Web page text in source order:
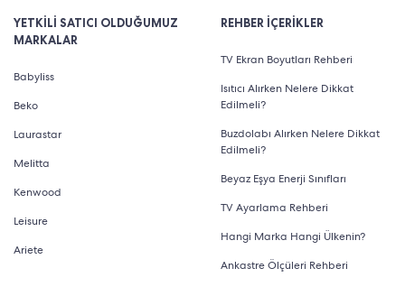
YETKİLİ SATICI OLDUĞUMUZ
MARKALAR
Babyliss
Beko
Laurastar
Melitta
Kenwood
Leisure
Ariete
REHBER İÇERİKLER
TV Ekran Boyutları Rehberi
Isıtıcı Alırken Nelere Dikkat
Edilmeli?
Buzdolabı Alırken Nelere Dikkat
Edilmeli?
Beyaz Eşya Enerji Sınıfları
TV Ayarlama Rehberi
Hangi Marka Hangi Ülkenin?
Ankastre Ölçüleri Rehberi